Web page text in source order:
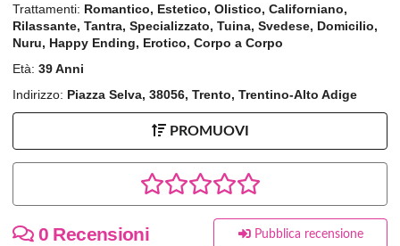
Trattamenti: Romantico, Estetico, Olistico, Californiano,
Rilassante, Tantra, Specializzato, Tuina, Svedese, Domicilio,
Nuru, Happy Ending, Erotico, Corpo a Corpo
Età: 39 Anni
Indirizzo: Piazza Selva, 38056, Trento, Trentino-Alto Adige
PROMUOVI
0 Recensioni Pubblica recensione